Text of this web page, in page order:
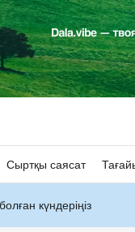
Сыртқы саясат
күндеріңіз